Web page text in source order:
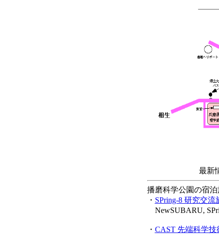
最新
播磨科学公園の宿泊
・ SPring-8 研究交流
NewSUBARU,
・ CAST 先端科学